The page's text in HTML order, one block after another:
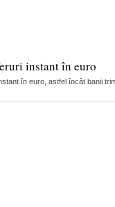
instant în euro
în euro, astfel încât banii